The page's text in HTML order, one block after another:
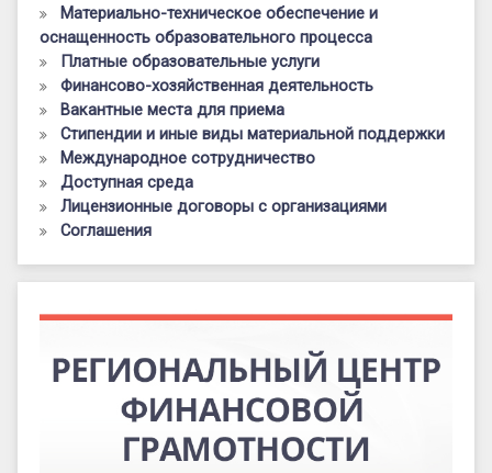
Материально-техническое обеспечение и
оснащенность образовательного процесса
Платные образовательные услуги
Финансово-хозяйственная деятельность
Вакантные места для приема
Стипендии и иные виды материальной поддержки
Международное сотрудничество
Доступная среда
Лицензионные договоры с организациями
Соглашения